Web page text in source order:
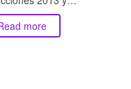
more